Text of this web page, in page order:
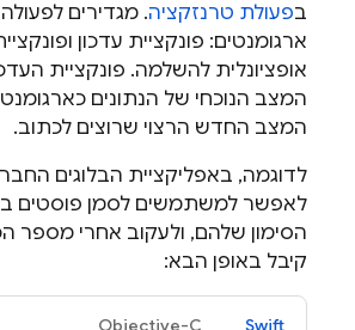
בפעולת טרנזקציה. מגדירים לפעולה
ארגומנטים: פונקציית עדכון
אופציונלית להשלמה. פונקציית
המצב הנוכחי של הנתונים
המצב החדש הרצוי שרוצים לכתוב.
לדוגמה, באפליקציית הבלוגים
לאפשר למשתמשים לסמן פוסטים
הסימון שלהם, ולעקוב אחרי מספר
קיבל באופן הבא:
Swift
Objective-C